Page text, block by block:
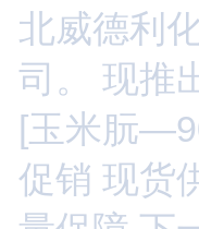
北威德利
司。 现推
[玉米朊
促销 现货